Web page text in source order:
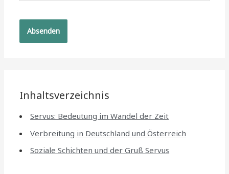
Inhaltsverzeichnis
Servus: Bedeutung im Wandel der Zeit
Verbreitung in Deutschland und Österreich
Soziale Schichten und der Gruß Servus